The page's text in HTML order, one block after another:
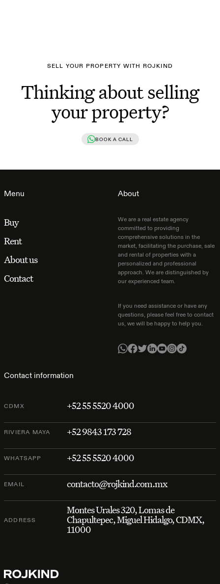
SELL YOUR PROPERTY WITH ROJKIND
Thinking about selling
your property?
BOOK A CALL
Menu
Buy
Rent
About us
Contact
Contact information
CDMX +52 55 5520 4000
RIVIERA MAYA +52 9843 173 728
WHATSAPP +52 55 5520 4000
EMAIL contacto@rojkind.com.mx
ADDRESS
Montes Urales 320, Lomas de
Chapultepec, Miguel Hidalgo, CDMX,
11000
About
We are a real estate agency
committed to providing
comprehensive solutions in the
market, facilitating the purchase, sale
and rental of properties with a
personalized and professional
approach. We are distinguished by
our experienced team.
If you need assistance or have any
questions, please feel free to contact
us, we will be happy to help you.